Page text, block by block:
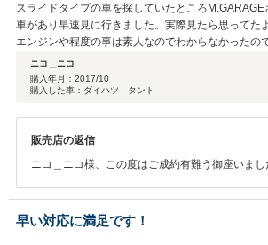
スライドタイプの車を探していたところ
車があり早速見に行きました。実際見たら思ってた
エンジンや程度の事は素人なのでわからなかったの
丁寧に教えていただきました。それよりも人間性の
変な物はおいてないと感じ購入を決断しました。大
宜しくお願いします。
ニコ＿ニコ
購入年月： 2017/10
購入した車：ダイハツ タント
販売店の返信
ニコ＿ニコ様、この度はご成約有難う御座いま
ませ。永いお付き合い宜しくお願い致します。
早い対応に満足です！